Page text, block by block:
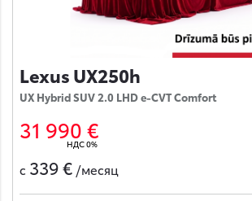
Lexus UX250h
UX Hybrid SUV 2.0 LHD e-CVT Comfort
31 990 €
НДС 0%
с 339 € /месяц